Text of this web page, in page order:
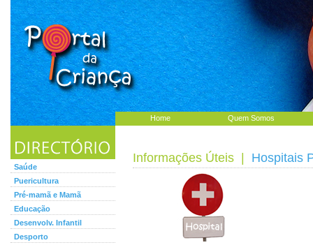
Home Quem Somos
Saúde
Puericultura
Pré-mamã e Mamã
Educação
Desenvolv. Infantil
Desporto
Informações Úteis Hospitais